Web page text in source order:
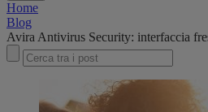
Home
Blog
Avira Antivirus Security: interfaccia